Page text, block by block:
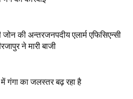
जोन की अन्तरजनपदीय एलार्म एफिसिएन्सी
ने मारी बाजी
में गंगा का जलस्तर बढ़ रहा है